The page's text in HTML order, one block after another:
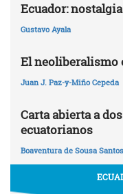
Ecuador:
Gustavo Ayala
El neoliberalismo
Juan J. Paz-y-Miño Cepeda
Carta abierta a
ecuatorianos
Boaventura de Sousa Santos